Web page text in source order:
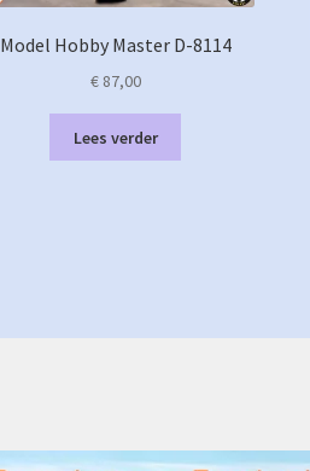
Model Hobby Master D-8114
€87,00
Lees verder